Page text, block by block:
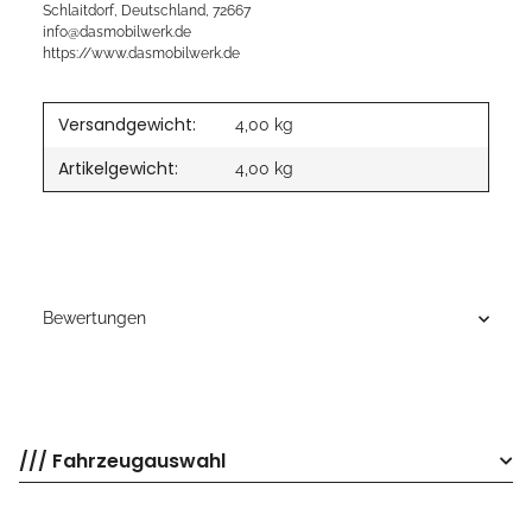
Schlaitdorf, Deutschland, 72667
info@dasmobilwerk.de
https://www.dasmobilwerk.de
Versandgewicht: 4,00 kg
Artikelgewicht: 4,00 kg
Bewertungen
/// Fahrzeugauswahl